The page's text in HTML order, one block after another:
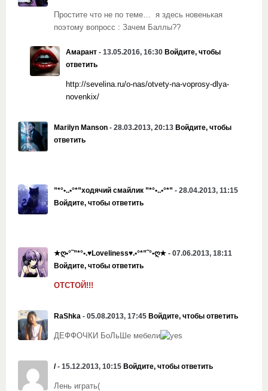
Простите что не по теме… я здесь новенькая
поэтому вопросс : Зачем Баллы??
Амарант - 13.05.2016, 16:30 Войдите, чтобы
ответить
http://sevelina.ru/o-nas/otvety-na-voprosy-dlya-
novenkix/
Marilyn Manson - 28.03.2013, 20:13 Войдите, чтобы
ответить
”*°•..•°*”ходячий смайлик ”*°•..•°*” - 28.04.2013, 11:15
Войдите, чтобы ответить
★ღ•°˜”*°•.♥Loveliness♥.•°*”˜°•ღ★ - 07.06.2013, 18:11
Войдите, чтобы ответить
ОТСТОЙ!!!
RaShka - 05.08.2013, 17:45 Войдите, чтобы ответить
ДЕФФОЧКИ БоЛьШе мебели
/- 15.12.2013, 10:15 Войдите, чтобы ответить
Лень играть(